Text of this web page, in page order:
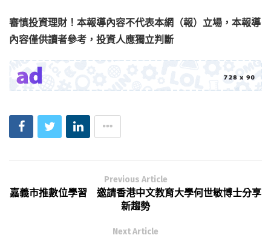
審慎投資理財！本報導內容不代表本網（報）立場，本報導
內容僅供讀者參考，投資人應獨立判斷
Previous Article
嘉義市推數位學習 邀請香港中文教育大學何世敏博士分享
新趨勢
Next Article